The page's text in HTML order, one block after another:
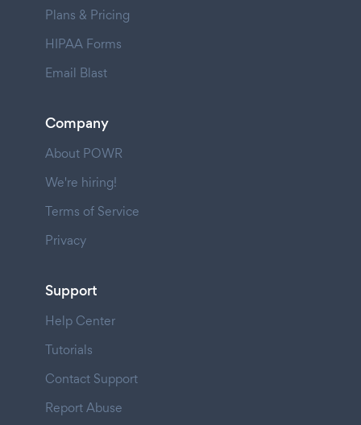
Plans & Pricing
HIPAA Forms
Email Blast
Company
About POWR
We're hiring!
Terms of Service
Privacy
Support
Help Center
Tutorials
Contact Support
Report Abuse